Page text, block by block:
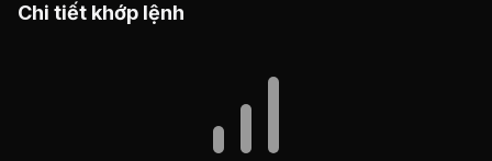
Chi tiết khớp lệnh